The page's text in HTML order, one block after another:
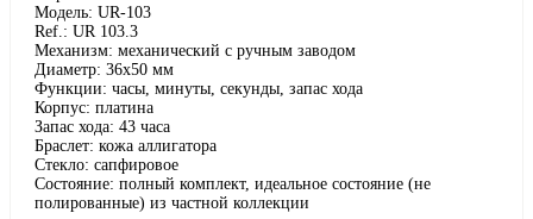
Модель: UR-103
Ref.: UR 103.3
Механизм: механический с ручным заводом
Диаметр: 36х50 мм
Функции: часы, минуты, секунды, запас хода
Корпус: платина
Запас хода: 43 часа
Браслет: кожа аллигатора
Стекло: сапфировое
Состояние: полный комплект, идеальное состояние (не
полированные) из частной коллекции